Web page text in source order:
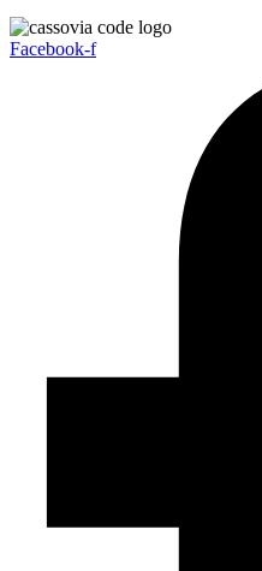
Facebook-f